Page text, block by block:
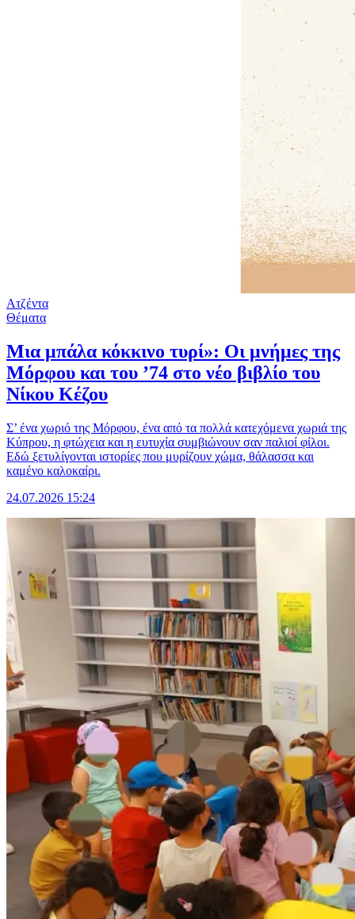
Ατζέντα
Θέματα
Μια μπάλα κόκκινο τυρί»: Οι μνήμες της
Μόρφου και του ’74 στο νέο βιβλίο του
Νίκου Κέζου
Σ’ ένα χωριό της Μόρφου, ένα από τα πολλά κατεχόμενα χωριά της
Κύπρου, η φτώχεια και η ευτυχία συμβιώνουν σαν παλιοί φίλοι.
Εδώ ξετυλίγονται ιστορίες που μυρίζουν χώμα, θάλασσα και
καμένο καλοκαίρι.
24.07.2026 15:24